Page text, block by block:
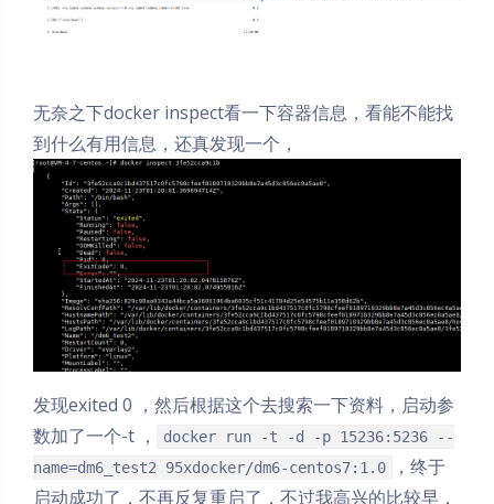
无奈之下docker inspect看一下容器信息，看能不能找
到什么有用信息，还真发现一个，
发现exited 0 ，然后根据这个去搜索一下资料，启动参
数加了一个-t ，
docker run -t -d -p 15236:5236 --
name=dm6_test2 95xdocker/dm6-centos7:1.0
，终于
启动成功了，不再反复重启了，不过我高兴的比较早，